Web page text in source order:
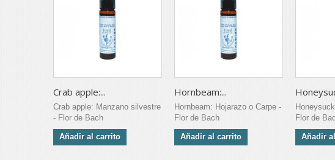
Crab apple:...
Crab apple: Manzano silvestre
- Flor de Bach
Añadir al carrito
Hornbeam:...
Hornbeam: Hojarazo o Carpe -
Flor de Bach
Añadir al carrito
Flor de
Añadir